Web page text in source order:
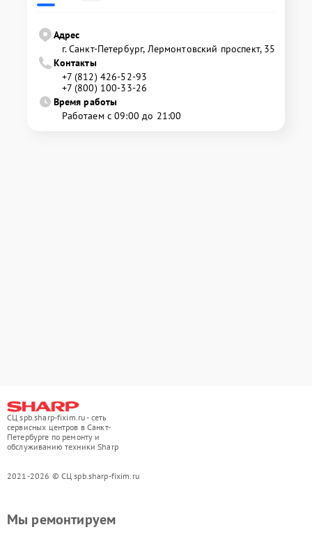
Адрес
г. Санкт-Петербург, Лермонтовский проспект, 35
Контакты
+7 (812) 426-52-93
+7 (800) 100-33-26
Время работы
Работаем с 09:00 до 21:00
СЦ spb.sharp-fixim.ru - сеть
сервисных центров в Санкт-
Петербурге по ремонту и
обслуживанию техники Sharp
2021-2026 © СЦ spb.sharp-fixim.ru
Мы ремонтируем